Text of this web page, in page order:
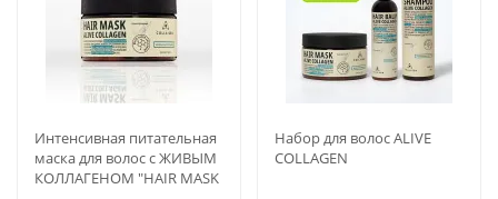
Интенсивная питательная
маска для волос с ЖИВЫМ
КОЛЛАГЕНОМ "HAIR MASK
Набор для волос ALIVE
COLLAGEN